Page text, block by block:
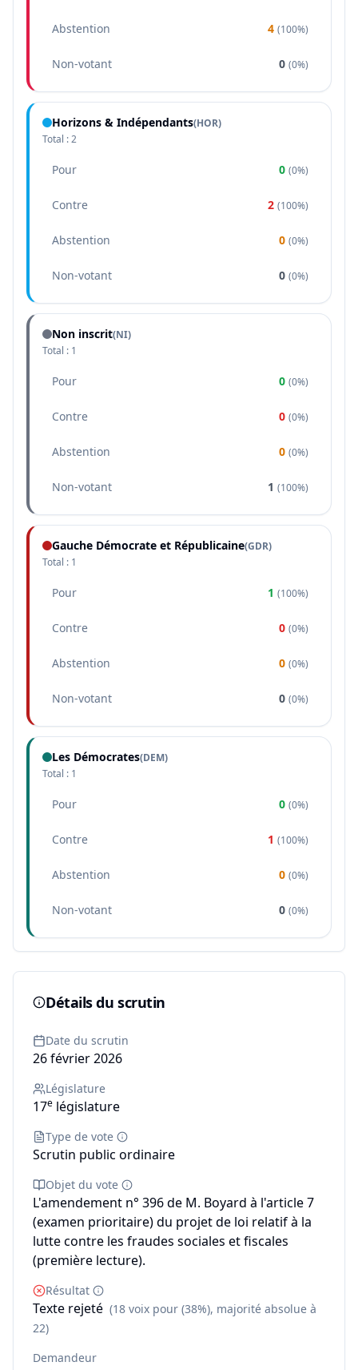
Abstention 4 (100%)
Non-votant 0 (0%)
Horizons & Indépendants(HOR)
Total :2
Pour 0 (0%)
Contre 2 (100%)
Abstention 0 (0%)
Non-votant 0 (0%)
Non inscrit(NI)
Total : 1
Pour 0 (0%)
Contre 0 (0%)
Abstention 0 (0%)
Non-votant 1 (100%)
Gauche Démocrate et Républicaine(GDR)
Total : 1
Pour 1 (100%)
Contre 0 (0%)
Abstention 0 (0%)
Non-votant 0 (0%)
Les Démocrates(DEM)
Total : 1
Pour 0 (0%)
Contre 1 (100%)
Abstention 0 (0%)
Non-votant 0 (0%)
Détails du scrutin
Date du scrutin
26 février 2026
Législature
17e législature
Type de vote
Scrutin public ordinaire
Objet du vote
L'amendement n° 396 de M. Boyard à l'article 7
(examen prioritaire) du projet de loi relatif à la
lutte contre les fraudes sociales et fiscales
(première lecture).
Résultat
Texte rejeté (18 voix pour (38%), majorité absolue à
22)
Demandeur